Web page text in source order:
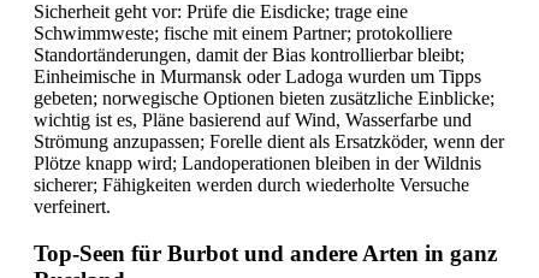
Sicherheit geht vor: Prüfe die Eisdicke; trage eine
Schwimmweste; fische mit einem Partner; protokolliere
Standortänderungen, damit der Bias kontrollierbar bleibt;
Einheimische in Murmansk oder Ladoga wurden um Tipps
gebeten; norwegische Optionen bieten zusätzliche Einblicke;
wichtig ist es, Pläne basierend auf Wind, Wasserfarbe und
Strömung anzupassen; Forelle dient als Ersatzköder, wenn der
Plötze knapp wird; Landoperationen bleiben in der Wildnis
sicherer; Fähigkeiten werden durch wiederholte Versuche
verfeinert.
Top-Seen für Burbot und andere Arten in ganz